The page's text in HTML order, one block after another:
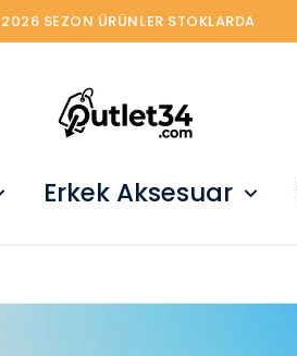
2026 SEZON ÜRÜNLER STOKLARDA
Erkek Aksesuar